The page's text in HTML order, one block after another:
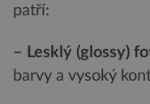
patří:
– Lesklý (glossy)
barvy a vysoký